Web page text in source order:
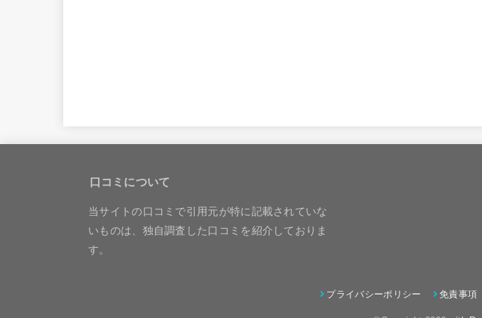
口コミについて
当サイトの口コミで引用元が特に記載されていな
いものは、独自調査した口コミを紹介しておりま
す。
プライバシーポリシー 免責事項